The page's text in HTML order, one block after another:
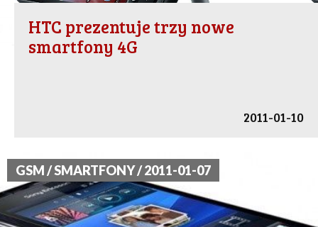
HTC prezentuje trzy nowe
smartfony 4G
2011-01-10
GSM / SMARTFONY / 2011-01-07